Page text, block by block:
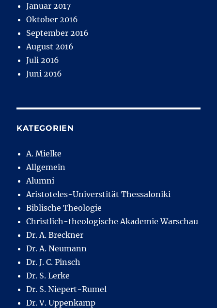
Januar 2017
Oktober 2016
September 2016
August 2016
Juli 2016
Juni 2016
KATEGORIEN
A. Mielke
Allgemein
Alumni
Aristoteles-Universtität Thessaloniki
Biblische Theologie
Christlich-theologische Akademie Warschau
Dr. A. Breckner
Dr. A. Neumann
Dr. J. C. Pinsch
Dr. S. Lerke
Dr. S. Niepert-Rumel
Dr. V. Uppenkamp